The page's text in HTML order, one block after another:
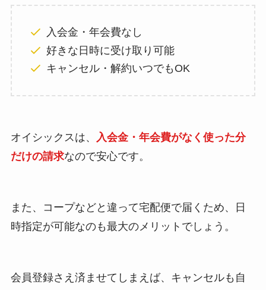
入会金・年会費なし
好きな日時に受け取り可能
キャンセル・解約いつでもOK
オイシックスは、
入会金・年会費がなく使った分
だけの請求なので安心です。
また、コープなどと違って宅配便で届くため、日
時指定が可能なのも最大のメリットでしょう。
会員登録さえ済ませてしまえば、キャンセルも自